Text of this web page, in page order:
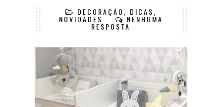
DECORAÇÃO DICAS
NOVIDADES NENHUMA
RESPOSTA